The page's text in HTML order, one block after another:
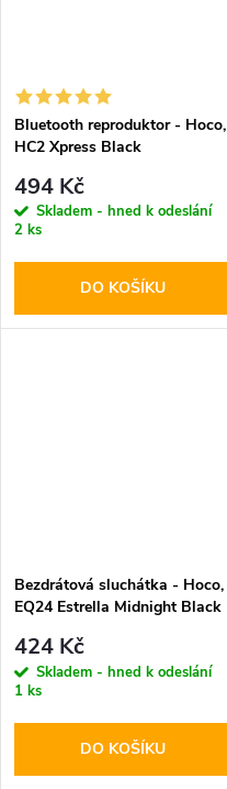
Bluetooth reproduktor - Hoco,
HC2 Xpress Black
494 Kč
Skladem - hned k odeslání
2 ks
DO KOŠÍKU
Bezdrátová sluchátka - Hoco,
EQ24 Estrella Midnight Black
424 Kč
Skladem - hned k odeslání
1 ks
DO KOŠÍKU